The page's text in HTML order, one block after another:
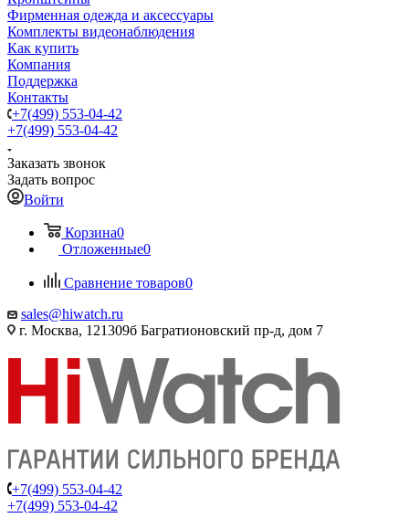
Фирменная одежда и аксессуары
Комплекты видеонаблюдения
Как купить
Компания
Поддержка
Контакты
+7(499) 553-04-42
+7(499) 553-04-42
Заказать звонок
Задать вопрос
Войти
Корзина0
Отложенные0
Сравнение товаров0
sales@hiwatch.ru
г. Москва, 121309б Багратионовский пр-д, дом 7
+7(499) 553-04-42
+7(499) 553-04-42